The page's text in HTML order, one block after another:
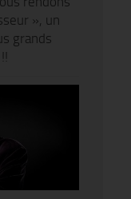
», un
grands